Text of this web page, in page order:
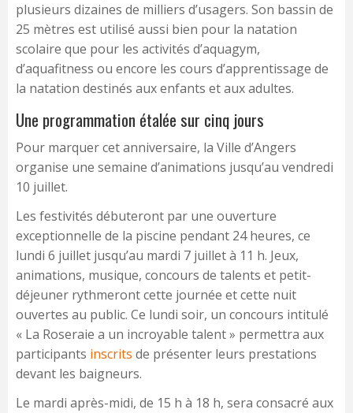
plusieurs dizaines de milliers d’usagers. Son bassin de
25 mètres est utilisé aussi bien pour la natation
scolaire que pour les activités d’aquagym,
d’aquafitness ou encore les cours d’apprentissage de
la natation destinés aux enfants et aux adultes.
Une programmation étalée sur cinq jours
Pour marquer cet anniversaire, la Ville d’Angers
organise une semaine d’animations jusqu’au vendredi
10 juillet.
Les festivités débuteront par une ouverture
exceptionnelle de la piscine pendant 24 heures, ce
lundi 6 juillet jusqu’au mardi 7 juillet à 11 h. Jeux,
animations, musique, concours de talents et petit-
déjeuner rythmeront cette journée et cette nuit
ouvertes au public. Ce lundi soir, un concours intitulé
« La Roseraie a un incroyable talent » permettra aux
participants inscrits de présenter leurs prestations
devant les baigneurs.
Le mardi après-midi, de 15 h à 18 h, sera consacré aux